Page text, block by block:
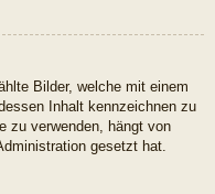
Bilder, welche mit einem
Inhalt kennzeichnen zu
zu verwenden, hängt von
gesetzt hat.